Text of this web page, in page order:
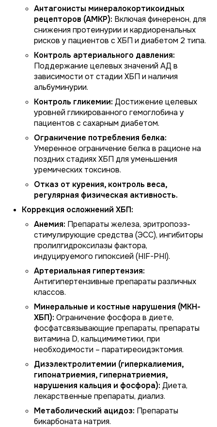
Антагонисты минералокортикоидных
рецепторов (АМКР): Включая финеренон, для
снижения протеинурии и кардиоренальных
рисков у пациентов с ХБП и диабетом 2 типа.
Контроль артериального давления:
Поддержание целевых значений АД в
зависимости от стадии ХБП и наличия
альбуминурии.
Контроль гликемии: Достижение целевых
уровней гликированного гемоглобина у
пациентов с сахарным диабетом.
Ограничение потребления белка:
Умеренное ограничение белка в рационе на
поздних стадиях ХБП для уменьшения
уремических токсинов.
Отказ от курения, контроль веса,
регулярная физическая активность.
Коррекция осложнений ХБП:
Анемия: Препараты железа, эритропоэз-
стимулирующие средства (ЭСС), ингибиторы
пролилгидроксилазы фактора,
индуцируемого гипоксией (HIF-PHI).
Артериальная гипертензия:
Антигипертензивные препараты различных
классов.
Минеральные и костные нарушения (МКН-
ХБП): Ограничение фосфора в диете,
фосфатсвязывающие препараты, препараты
витамина D, кальцимиметики, при
необходимости – паратиреоидэктомия.
Дизэлектролитемии (гиперкалиемия,
гипонатриемия, гипернатриемия,
нарушения кальция и фосфора): Диета,
лекарственные препараты, диализ.
Метаболический ацидоз: Препараты
бикарбоната натрия.